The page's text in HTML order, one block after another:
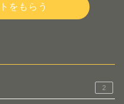
をもらう
2